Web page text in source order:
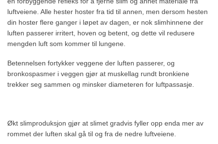
luftveiene. Alle hester hoster fra tid til annen, men dersom hesten
din hoster flere ganger i løpet av dagen, er nok slimhinnene der
luften passerer irritert, hoven og betent, og dette vil redusere
mengden luft som kommer til lungene.
Betennelsen fortykker veggene der luften passerer, og
bronkospasmer i veggen gjør at muskellag rundt bronkiene
trekker seg sammen og minsker diameteren for luftpassasje.
Økt slimproduksjon gjør at slimet gradvis fyller opp enda mer av
rommet der luften skal gå til og fra de nedre luftveiene.